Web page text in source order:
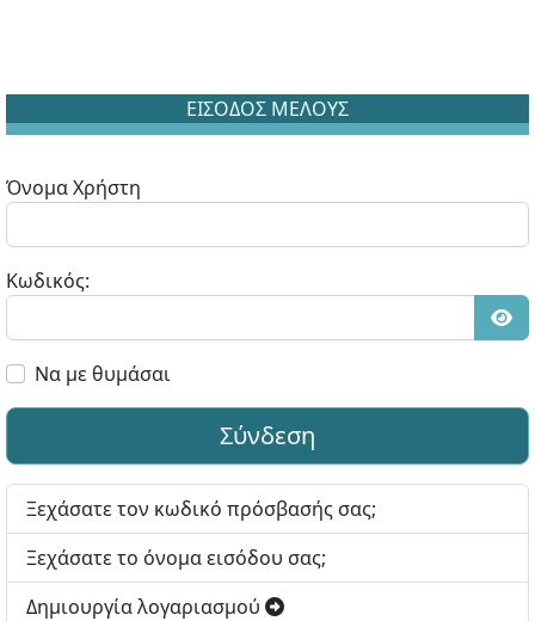
ΕΙΣΟΔΟΣ ΜΕΛΟΥΣ
Όνομα Χρήστη
Κωδικός:
Να με θυμάσαι
Σύνδεση
Ξεχάσατε τον κωδικό πρόσβασής σας;
Ξεχάσατε το όνομα εισόδου σας;
Δημιουργία λογαριασμού